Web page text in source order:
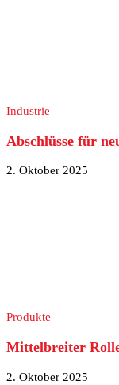
Industrie
Abschlüsse für
2. Oktober 2025
Produkte
Mittelbreiter
2. Oktober 2025